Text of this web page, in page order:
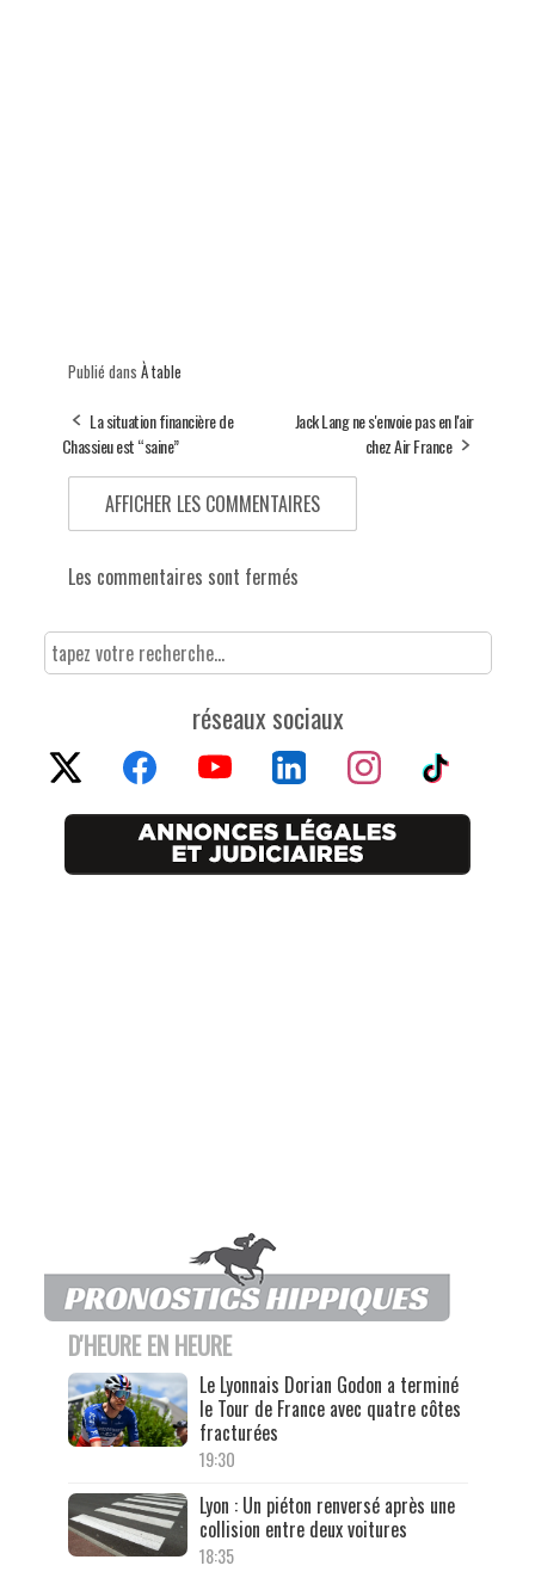
Publié dans À table
La situation financière de
Chassieu est “saine”
Jack Lang ne s'envoie pas en l'air
chez Air France
AFFICHER LES COMMENTAIRES
Les commentaires sont fermés
réseaux sociaux
D'HEURE EN HEURE
Le Lyonnais Dorian Godon a terminé
le Tour de France avec quatre côtes
fracturées
19:30
Lyon : Un piéton renversé après une
collision entre deux voitures
18:35